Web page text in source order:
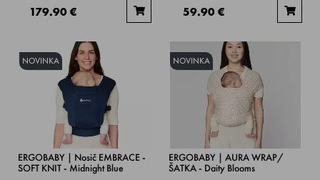
179.90 € 59.90 €
NOVINKA
ERGOBABY | Nosič EMBRACE -
SOFT KNIT - Midnight Blue
NOVINKA
ERGOBABY | AURA WRAP/
ŠATKA - Daity Blooms